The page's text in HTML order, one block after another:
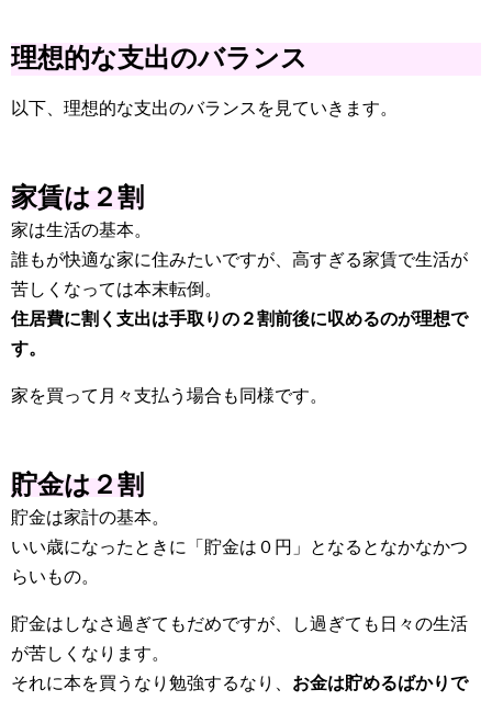
理想的な支出のバランス
以下、理想的な支出のバランスを見ていきます。
家賃は２割
家は生活の基本。
誰もが快適な家に住みたいですが、高すぎる家賃で生活が
苦しくなっては本末転倒。
住居費に割く支出は手取りの２割前後に収めるのが理想で
す。
家を買って月々支払う場合も同様です。
貯金は２割
貯金は家計の基本。
いい歳になったときに「貯金は０円」となるとなかなかつ
らいもの。
貯金はしなさ過ぎてもだめですが、し過ぎても日々の生活
が苦しくなります。
それに本を買うなり勉強するなり、 お金は貯めるばかりで